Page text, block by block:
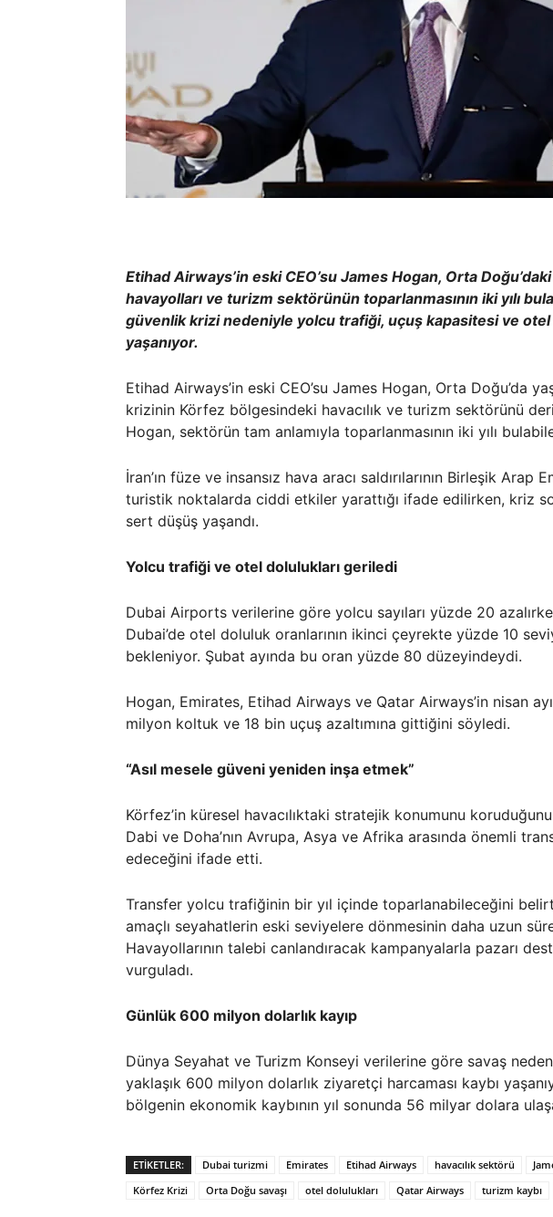
Etihad Airways’in eski CEO’su James Hogan, Orta
havayolları ve turizm sektörünün toparlanmasının iki yılı
güvenlik krizi nedeniyle yolcu trafiği, uçuş kapasitesi ve
yaşanıyor.
Etihad Airways’in eski CEO’su James Hogan, Orta Doğu’da
krizinin Körfez bölgesindeki havacılık ve turizm sektörünü
Hogan, sektörün tam anlamıyla toparlanmasının iki yılı
İran’ın füze ve insansız hava aracı saldırılarının Birleşik Arap
turistik noktalarda ciddi etkiler yarattığı ifade edilirken, kriz
sert düşüş yaşandı.
Yolcu trafiği ve otel dolulukları geriledi
Dubai Airports verilerine göre yolcu sayıları yüzde 20
Dubai’de otel doluluk oranlarının ikinci çeyrekte yüzde 10
bekleniyor. Şubat ayında bu oran yüzde 80 düzeyindeydi.
Hogan, Emirates, Etihad Airways ve Qatar Airways’in nisan
milyon koltuk ve 18 bin uçuş azaltımına gittiğini söyledi.
“Asıl mesele güveni yeniden inşa etmek”
Körfez’in küresel havacılıktaki stratejik konumunu
Dabi ve Doha’nın Avrupa, Asya ve Afrika arasında önemli
edeceğini ifade etti.
Transfer yolcu trafiğinin bir yıl içinde toparlanabileceğini
amaçlı seyahatlerin eski seviyelere dönmesinin daha uzun
Havayollarının talebi canlandıracak kampanyalarla pazarı
vurguladı.
Günlük 600 milyon dolarlık kayıp
Dünya Seyahat ve Turizm Konseyi verilerine göre savaş
yaklaşık 600 milyon dolarlık ziyaretçi harcaması kaybı
bölgenin ekonomik kaybının yıl sonunda 56 milyar dolara
ETIKETLER: Dubai turizmi Emirates Etihad Airways havacılık sektörü
Körfez Krizi
Orta Doğu savaşı otel dolulukları Qatar Airways turizm kaybı